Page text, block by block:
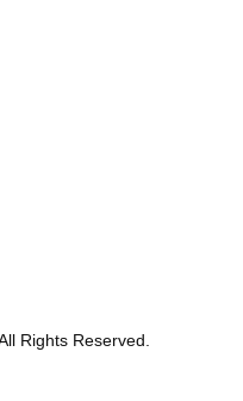
Rights Reserved.